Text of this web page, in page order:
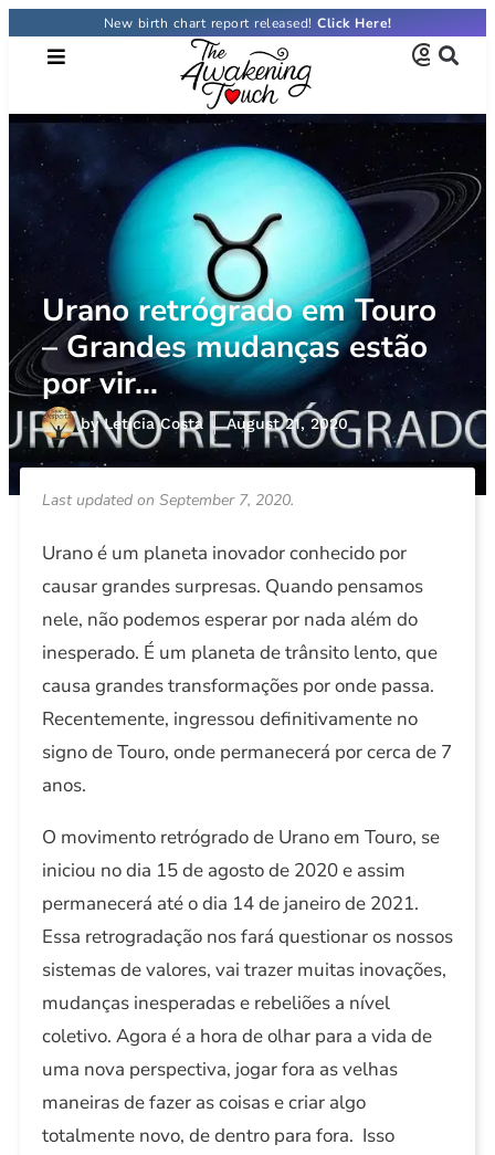
New birth chart report released! Click Here!
Urano retrógrado em Touro
– Grandes mudanças estão
por vir…
byLetícia Costa August 21, 2020
Last updated on September 7, 2020.
Urano é um planeta inovador conhecido por
causar grandes surpresas. Quando pensamos
nele, não podemos esperar por nada além do
inesperado. É um planeta de trânsito lento, que
causa grandes transformações por onde passa.
Recentemente, ingressou definitivamente no
signo de Touro, onde permanecerá por cerca de 7
anos.
O movimento retrógrado de Urano em Touro, se
iniciou no dia 15 de agosto de 2020 e assim
permanecerá até o dia 14 de janeiro de 2021.
Essa retrogradação nos fará questionar os nossos
sistemas de valores, vai trazer muitas inovações,
mudanças inesperadas e rebeliões a nível
coletivo. Agora é a hora de olhar para a vida de
uma nova perspectiva, jogar fora as velhas
maneiras de fazer as coisas e criar algo
totalmente novo, de dentro para fora. Isso